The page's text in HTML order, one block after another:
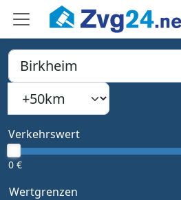
PLZ, Ort oder Bundesland
Type 1 or more characters for
Suchradius
Verkehrswert
0 €
Wertgrenzen